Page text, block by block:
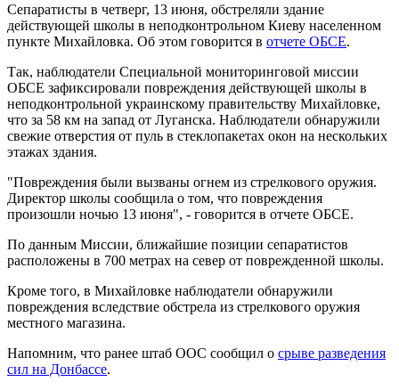
Сепаратисты в четверг, 13 июня, обстреляли здание
действующей школы в неподконтрольном Киеву населенном
пункте Михайловка. Об этом говорится в отчете ОБСЕ.
Так, наблюдатели Специальной мониторинговой миссии
ОБСЕ зафиксировали повреждения действующей школы в
неподконтрольной украинскому правительству Михайловке,
что за 58 км на запад от Луганска. Наблюдатели обнаружили
свежие отверстия от пуль в стеклопакетах окон на нескольких
этажах здания.
"Повреждения были вызваны огнем из стрелкового оружия.
Директор школы сообщила о том, что повреждения
произошли ночью 13 июня", - говорится в отчете ОБСЕ.
По данным Миссии, ближайшие позиции сепаратистов
расположены в 700 метрах на север от поврежденной школы.
Кроме того, в Михайловке наблюдатели обнаружили
повреждения вследствие обстрела из стрелкового оружия
местного магазина.
Напомним, что ранее штаб ООС сообщил о срыве разведения
сил на Донбассе.